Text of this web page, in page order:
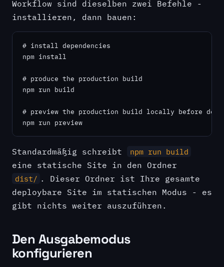
Workflow sind dieselben zwei Befehle -
installieren, dann bauen:
# install dependencies
npm install
# produce the production build
npm run build
# preview the production build locally before
npm run preview
Standardmäßig schreibt npm run build
eine statische Site in den Ordner
dist/ . Dieser Ordner ist Ihre gesamte
deploybare Site im statischen Modus - es
gibt nichts weiter auszuführen.
Den Ausgabemodus
konfigurieren